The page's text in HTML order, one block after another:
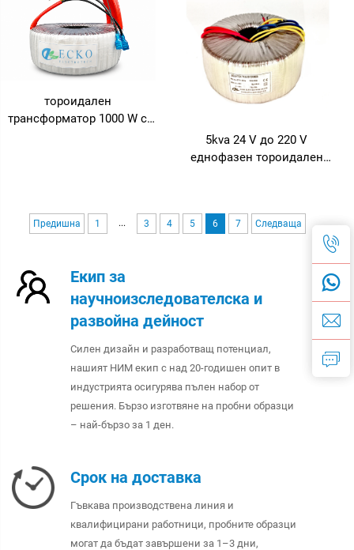
платка, тон контрол,
лампов усилвател
защита от дъжд, честота
50Hz и 60Hz
тороидален
трансформатор 1000 W с
5kva 24 V до 220 V
еднофазен тороидален
50/60 Hz честота
Предишна 1 ... 3 4 5 6 7 Следваща
Екип за
научноизследователска и
развойна дейност
Силен дизайн и разработващ потенциал,
нашият НИМ екип с над 20-годишен опит в
индустрията осигурява пълен набор от
решения. Бързо изготвяне на пробни образци
– най-бързо за 1 ден.
Срок на доставка
Гъвкава производствена линия и
квалифицирани работници, пробните образци
могат да бъдат завършени за 1–3 дни,